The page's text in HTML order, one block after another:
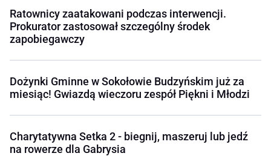
Ratownicy zaatakowani podczas interwencji.
Prokurator zastosował szczególny środek
zapobiegawczy
Dożynki Gminne w Sokołowie Budzyńskim już za
miesiąc! Gwiazdą wieczoru zespół Piękni i Młodzi
Charytatywna Setka 2 - biegnij, maszeruj lub jedź
na rowerze dla Gabrysia